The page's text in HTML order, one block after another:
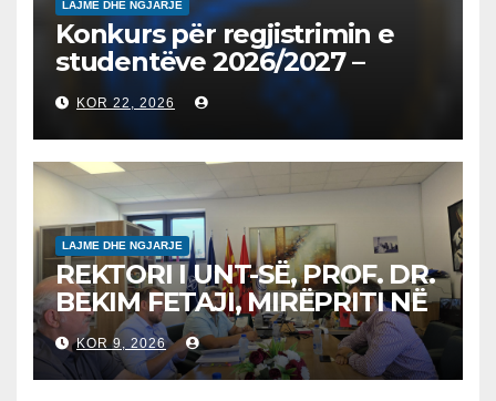
LAJME DHE NGJARJE
Konkurs për regjistrimin e
studentëve 2026/2027 –
Конкурс за запишување на
студенти за 2026/2027
KOR 22, 2026
LAJME DHE NGJARJE
REKTORI I UNT-SË, PROF. DR.
BEKIM FETAJI, MIRËPRITI NË
TAKIM ZYRTAR DREJTORIN E
SH.A MEPSO, DR. BURIM
LATIFIN
KOR 9, 2026